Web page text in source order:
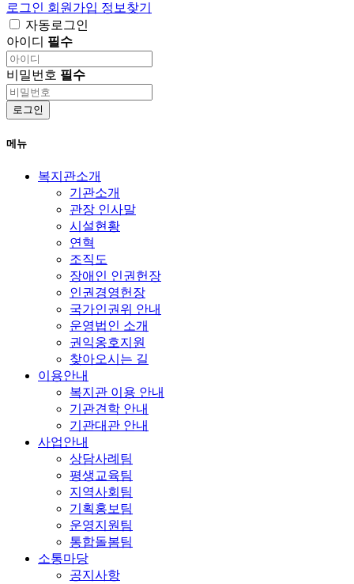
로그인 회원가입 정보찾기
자동로그인
아이디 필수
비밀번호 필수
로그인
메뉴
복지관소개
기관소개
관장 인사말
시설현황
연혁
조직도
장애인 인권헌장
인권경영헌장
국가인권위 안내
운영법인 소개
권익옹호지원
찾아오시는 길
이용안내
복지관 이용 안내
기관견학 안내
기관대관 안내
사업안내
상담사례팀
평생교육팀
지역사회팀
기획홍보팀
운영지원팀
통합돌봄팀
소통마당
공지사항